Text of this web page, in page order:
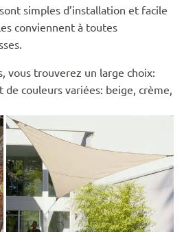
sont simples d’installation et facile
conviennent à toutes
vous trouverez un large choix:
couleurs variées: beige, crème,